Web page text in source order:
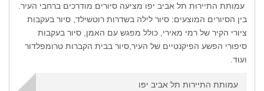
עמותת התיירות תל אביב יפו מציעה סיורים מודרכים ברחבי העיר.
בין הסיורים המוצעים: סיור לילה בשדרות רוטשילד, סיור בעקבות
ציורי הקיר של רמי מאירי, כולל מפגש עם האמן, סיור בעקבות
סיפורי הפשע הפיקנטיים של העיר,סיור בבית הקברות טרומפלדור
ועוד.
עמותת התיירות תל אביב יפו